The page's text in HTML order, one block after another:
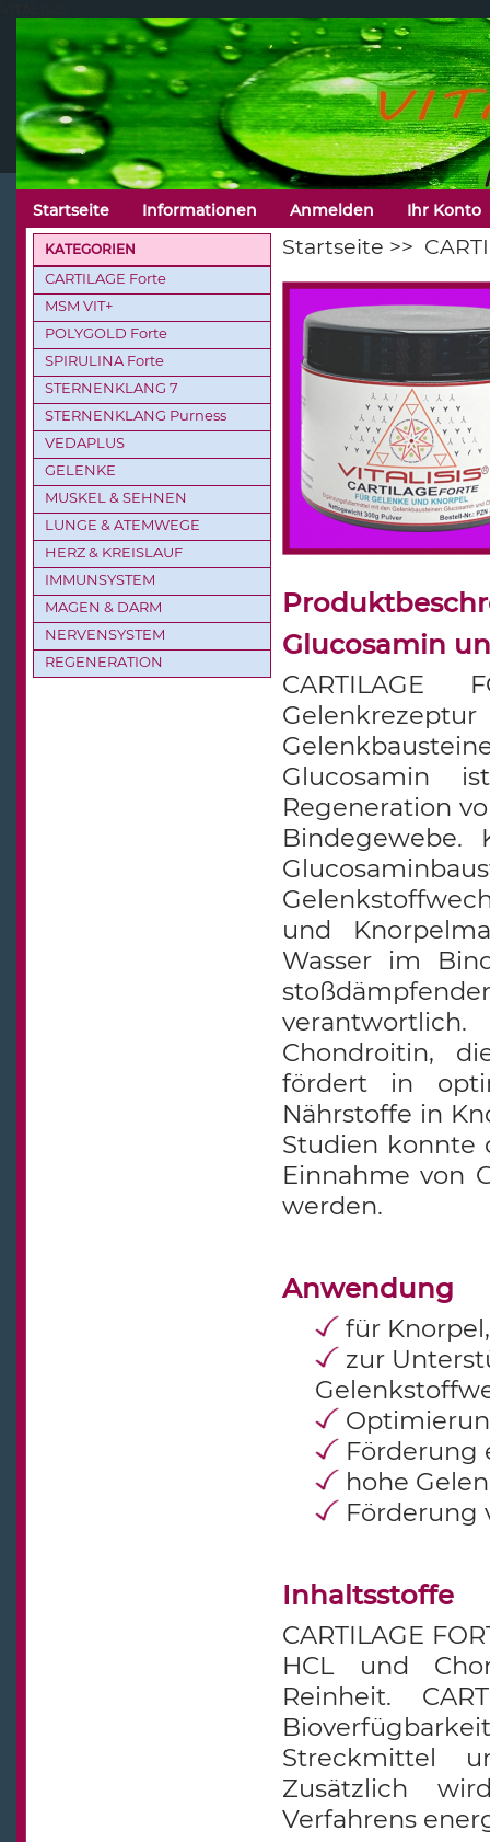
Startseite >>
Glucosamin
Glucosamin
Regeneration
und
Wasser im
Chondroitin,
fördert in
Nährstoffe in
Studien konnte
Einnahme von
werden.
Anwendung
für
zur
Förderung
hohe
Förderung
Inhaltsstoffe
CARTILAGE
HCL und
Reinheit.
Streckmittel
Zusätzlich
Verfahrens
KATEGORIEN
CARTILAGE Forte
MSM VIT+
POLYGOLD Forte
SPIRULINA Forte
STERNENKLANG 7
STERNENKLANG Purness
VEDAPLUS
GELENKE
MUSKEL & SEHNEN
LUNGE & ATEMWEGE
HERZ & KREISLAUF
IMMUNSYSTEM
MAGEN & DARM
NERVENSYSTEM
REGENERATION
Startseite Informationen Anmelden Ihr Konto